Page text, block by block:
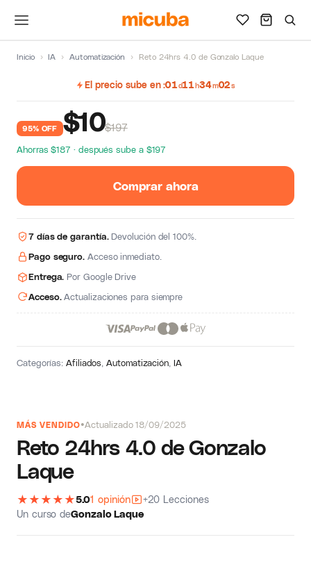
Inicio › IA › Automatización › Reto 24hrs 4.0 de Gonzalo Laque
MÁS VENDIDO Actualizado 18/09/2025
Reto 24hrs 4.0 de Gonzalo
Laque
★ ★ ★ ★ ★5.01 opinión
+20 Lecciones
Un curso deGonzalo Laque
El precio sube en 01d11h34m01s
95% OFF $10$197
Ahorras $187 · después sube a $197
Comprar ahora
7 días de garantía.Devolución del 100%.
Pago seguro. Acceso inmediato.
Entrega. Por Google Drive
Acceso.Actualizaciones para siempre
Categorías:Afiliados ,Automatización IA